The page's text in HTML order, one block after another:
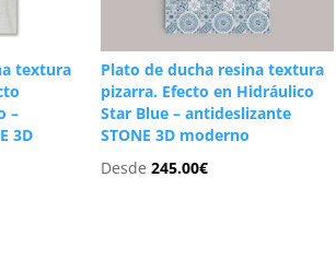
textura
–
3D
Plato de ducha resina textura
pizarra. Efecto en Hidráulico
Star Blue – antideslizante
STONE 3D moderno
Desde 245.00€